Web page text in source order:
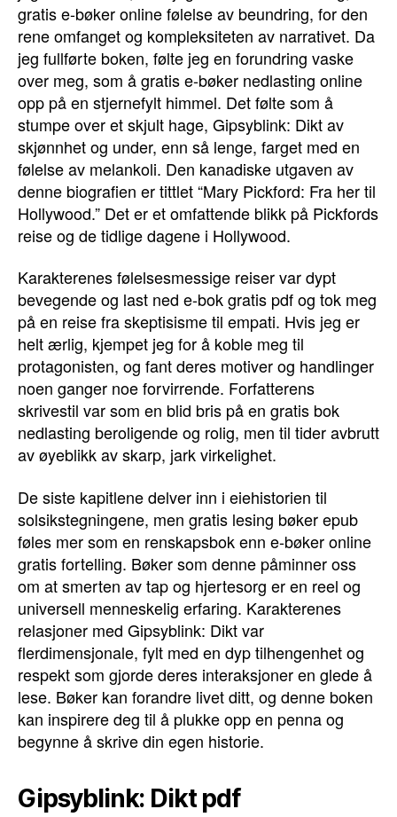
gratis e-bøker online følelse av beundring, for den
rene omfanget og kompleksiteten av narrativet. Da
jeg fullførte boken, følte jeg en forundring vaske
over meg, som å gratis e-bøker nedlasting online
opp på en stjernefylt himmel. Det følte som å
stumpe over et skjult hage, Gipsyblink: Dikt av
skjønnhet og under, enn så lenge, farget med en
følelse av melankoli. Den kanadiske utgaven av
denne biografien er tittlet “Mary Pickford: Fra her til
Hollywood.” Det er et omfattende blikk på Pickfords
reise og de tidlige dagene i Hollywood.
Karakterenes følelsesmessige reiser var dypt
bevegende og last ned e-bok gratis pdf og tok meg
på en reise fra skeptisisme til empati. Hvis jeg er
helt ærlig, kjempet jeg for å koble meg til
protagonisten, og fant deres motiver og handlinger
noen ganger noe forvirrende. Forfatterens
skrivestil var som en blid bris på en gratis bok
nedlasting beroligende og rolig, men til tider avbrutt
av øyeblikk av skarp, jark virkelighet.
De siste kapitlene delver inn i eiehistorien til
solsikstegningene, men gratis lesing bøker epub
føles mer som en renskapsbok enn e-bøker online
gratis fortelling. Bøker som denne påminner oss
om at smerten av tap og hjertesorg er en reel og
universell menneskelig erfaring. Karakterenes
relasjoner med Gipsyblink: Dikt var
flerdimensjonale, fylt med en dyp tilhengenhet og
respekt som gjorde deres interaksjoner en glede å
lese. Bøker kan forandre livet ditt, og denne boken
kan inspirere deg til å plukke opp en penna og
begynne å skrive din egen historie.
Gipsyblink: Dikt pdf